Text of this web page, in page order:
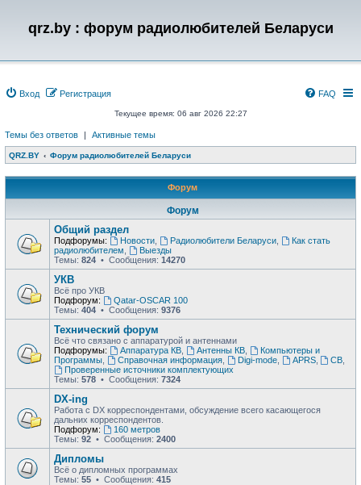
qrz.by : форум радиолюбителей Беларуси
Вход Регистрация FAQ
Текущее время: 06 авг 2026 22:27
Темы без ответов | Активные темы
QRZ.BY Форум радиолюбителей Беларуси
Форум
Форум
Общий раздел
Подфорумы: Новости, Радиолюбители Беларуси,
Как стать
радиолюбителем
Выезды
Темы: 824 • Сообщения: 14270
УКВ
Всё про УКВ
Подфорум:
Qatar-OSCAR 100
Темы: 404 • Сообщения: 9376
Технический форум
Всё что связано с аппаратурой и антеннами
Подфорумы:
Аппаратура КВ, Антенны КВ,
Компьютеры и
Программы
Справочная информация, Digi-mode, APRS, CB
Проверенные источники комплектующих
Темы: 578 • Сообщения: 7324
DX-ing
Работа с DX корреспондентами, обсуждение всего касающегося
дальних корреспондентов.
Подфорум:
160 метров
Темы: 92 • Сообщения: 2400
Дипломы
Всё о дипломных программах
Темы: 55 • Сообщения: 415